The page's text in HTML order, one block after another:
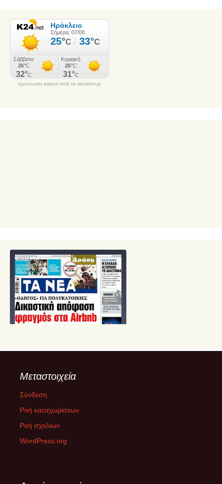
πρόγνωση καιρού από το weather.gr
Μεταστοιχεία
Σύνδεση
Ροή καταχωρίσεων
Ροή σχολίων
WordPress.org